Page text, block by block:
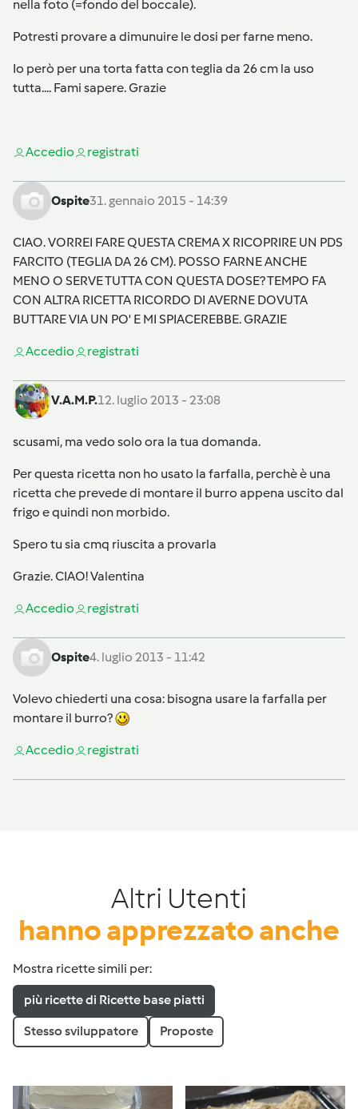
nella foto (=fondo del boccale).
Potresti provare a dimunuire le dosi per farne meno.
Io però per una torta fatta con teglia da 26 cm la uso
tutta.... Fami sapere. Grazie
Accedio registrati
Ospite31. gennaio 2015 - 14:39
CIAO. VORREI FARE QUESTA CREMA X RICOPRIRE UN PDS
FARCITO (TEGLIA DA 26 CM). POSSO FARNE ANCHE
MENO O SERVE TUTTA CON QUESTA DOSE? TEMPO FA
CON ALTRA RICETTA RICORDO DI AVERNE DOVUTA
BUTTARE VIA UN PO' E MI SPIACEREBBE. GRAZIE
Accedio registrati
V.A.M.P.12. luglio 2013 - 23:08
scusami, ma vedo solo ora la tua domanda.
Per questa ricetta non ho usato la farfalla, perchè è una
ricetta che prevede di montare il burro appena uscito dal
frigo e quindi non morbido.
Spero tu sia cmq riuscita a provarla
Grazie. CIAO! Valentina
Accedio registrati
Ospite4. luglio 2013 - 11:42
Volevo chiederti una cosa: bisogna usare la farfalla per
montare il burro?
Accedio registrati
Altri Utenti
hanno apprezzato anche
Mostra ricette simili per:
più ricette di Ricette base piatti
Stesso sviluppatore Proposte